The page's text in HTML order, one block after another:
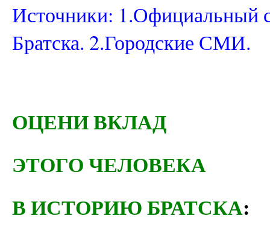
Источники: 1.Официальный
Братска. 2.Городские СМИ.
ОЦЕНИ ВКЛАД
ЭТОГО ЧЕЛОВЕКА
В ИСТОРИЮ БРАТСКА: